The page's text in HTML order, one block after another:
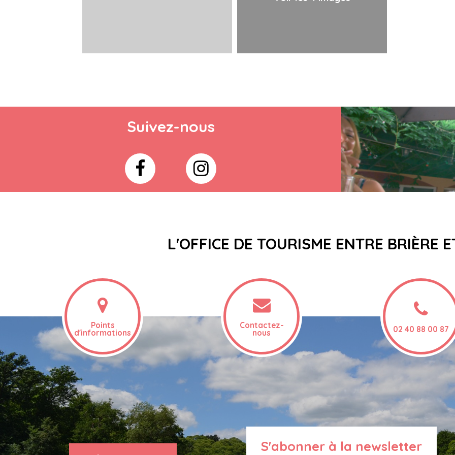
Suivez-nous
L'OFFICE DE TOURISME ENTRE BRIÈRE
Points
d'informations
Contactez-
nous 02 40 88 00 87
S'abonner à la newsletter